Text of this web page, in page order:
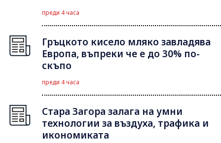
преди 4 часа
Гръцкото кисело мляко завладява
Европа, въпреки че е до 30% по-
скъпо
преди 4 часа
Стара Загора залага на умни
технологии за въздуха, трафика и
икономиката